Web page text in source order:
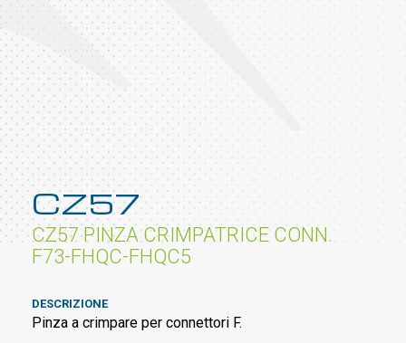
CZ57
CZ57 PINZA CRIMPATRICE CONN.
F73-FHQC-FHQC5
DESCRIZIONE
Pinza a crimpare per connettori F.